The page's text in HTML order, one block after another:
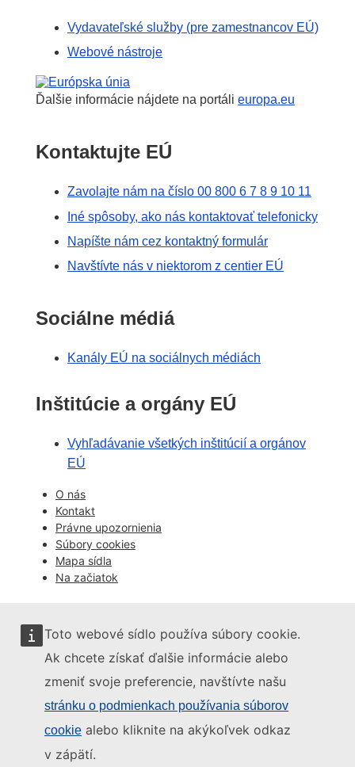
Toto webové sídlo používa súbory cookie.
Ak chcete získať ďalšie informácie alebo
zmeniť svoje preferencie, navštívte našu
stránku o podmienkach používania súborov
cookie alebo kliknite na akýkoľvek odkaz
v zápätí.
Vydavateľské služby (pre zamestnancov EÚ)
Webové nástroje
Európska únia
Ďalšie informácie nájdete na portáli europa.eu
Kontaktujte EÚ
Zavolajte nám na číslo 00 800 6 7 8 9 10 11
Iné spôsoby, ako nás kontaktovať telefonicky
Napíšte nám cez kontaktný formulár
Navštívte nás v niektorom z centier EÚ
Sociálne médiá
Kanály EÚ na sociálnych médiách
Inštitúcie a orgány EÚ
Vyhľadávanie všetkých inštitúcií a orgánov
EÚ
O nás
Kontakt
Právne upozornienia
Súbory cookies
Mapa sídla
Na začiatok